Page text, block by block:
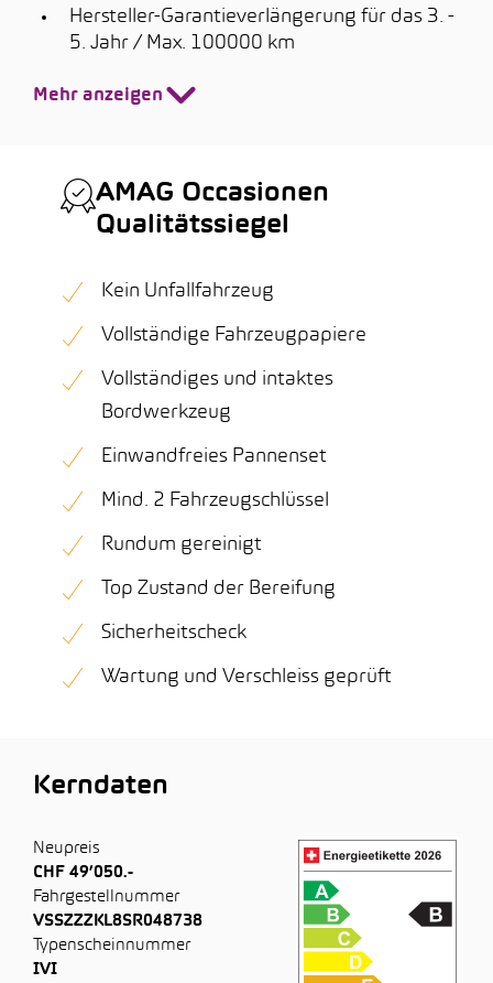
Hersteller-Garantieverlängerung für das 3. -
5. Jahr / Max. 100000 km
Mehr anzeigen
AMAG Occasionen
Qualitätssiegel
Kein Unfallfahrzeug
Vollständige Fahrzeugpapiere
Vollständiges und intaktes
Bordwerkzeug
Einwandfreies Pannenset
Mind. 2 Fahrzeugschlüssel
Rundum gereinigt
Top Zustand der Bereifung
Sicherheitscheck
Wartung und Verschleiss geprüft
Kerndaten
Neupreis
CHF 49’050.-
Fahrgestellnummer
VSSZZZKL8SR048738
Typenscheinnummer
IVI